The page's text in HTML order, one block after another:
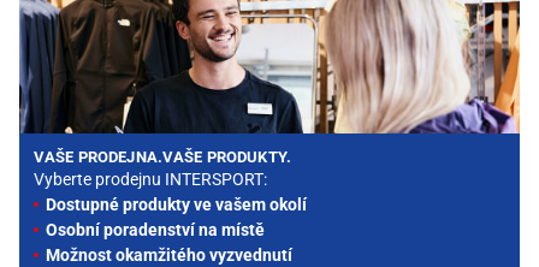
VAŠE PRODEJNA.VAŠE PRODUKTY.
Vyberte prodejnu INTERSPORT:
Dostupné produkty ve vašem okolí
Osobní poradenství na místě
Možnost okamžitého vyzvednutí